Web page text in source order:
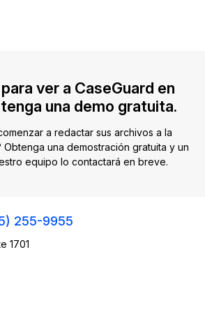
ver a CaseGuard en
una demo gratuita.
a redactar sus archivos a la
una demostración gratuita y un
equipo lo contactará en breve.
255-9955
1701